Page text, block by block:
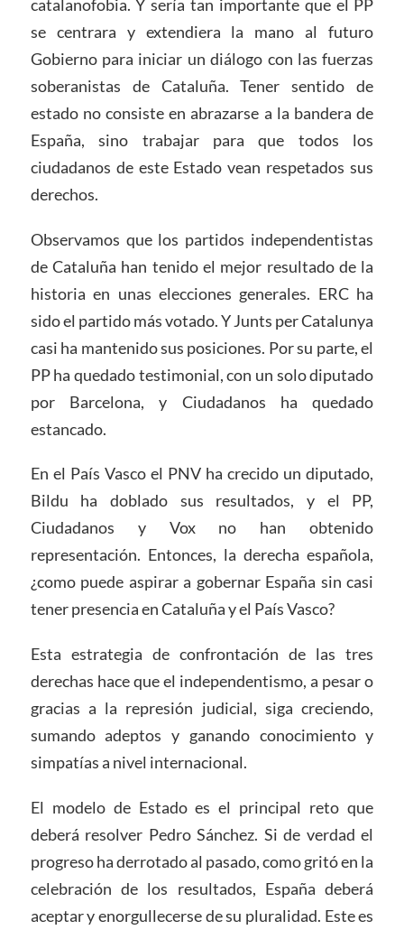
catalanofobia. Y sería tan importante que el PP
se centrara y extendiera la mano al futuro
Gobierno para iniciar un diálogo con las fuerzas
soberanistas de Cataluña. Tener sentido de
estado no consiste en abrazarse a la bandera de
España, sino trabajar para que todos los
ciudadanos de este Estado vean respetados sus
derechos.
Observamos que los partidos independentistas
de Cataluña han tenido el mejor resultado de la
historia en unas elecciones generales. ERC ha
sido el partido más votado. Y Junts per Catalunya
casi ha mantenido sus posiciones. Por su parte, el
PP ha quedado testimonial, con un solo diputado
por Barcelona, y Ciudadanos ha quedado
estancado.
En el País Vasco el PNV ha crecido un diputado,
Bildu ha doblado sus resultados, y el PP,
Ciudadanos y Vox no han obtenido
representación. Entonces, la derecha española,
¿como puede aspirar a gobernar España sin casi
tener presencia en Cataluña y el País Vasco?
Esta estrategia de confrontación de las tres
derechas hace que el independentismo, a pesar o
gracias a la represión judicial, siga creciendo,
sumando adeptos y ganando conocimiento y
simpatías a nivel internacional.
El modelo de Estado es el principal reto que
deberá resolver Pedro Sánchez. Si de verdad el
progreso ha derrotado al pasado, como gritó en la
celebración de los resultados, España deberá
aceptar y enorgullecerse de su pluralidad. Este es